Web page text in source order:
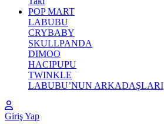
POP MART
LABUBU
CRYBABY
SKULLPANDA
DIMOO
HACIPUPU
TWINKLE
LABUBU’NUN ARKADAŞLARI
Giriş Yap